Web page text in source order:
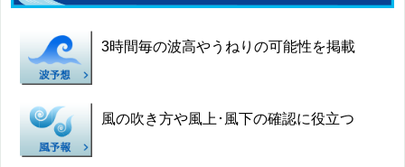
3時間毎の波高やうねりの可能性を掲載
風の吹き方や風上･風下の確認に役立つ